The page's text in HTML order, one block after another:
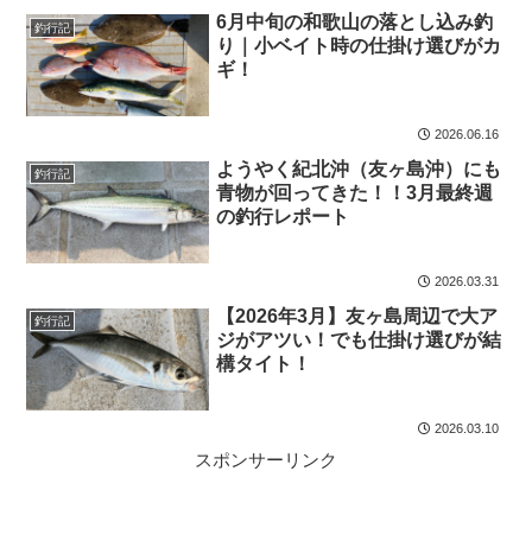
釣行記
6月中旬の和歌山の落とし込み釣
り｜小ベイト時の仕掛け選びがカ
ギ！
2026.06.16
釣行記
ようやく紀北沖（友ヶ島沖）にも
青物が回ってきた！！3月最終週
の釣行レポート
2026.03.31
釣行記
【2026年3月】友ヶ島周辺で大ア
ジがアツい！でも仕掛け選びが結
構タイト！
2026.03.10
スポンサーリンク